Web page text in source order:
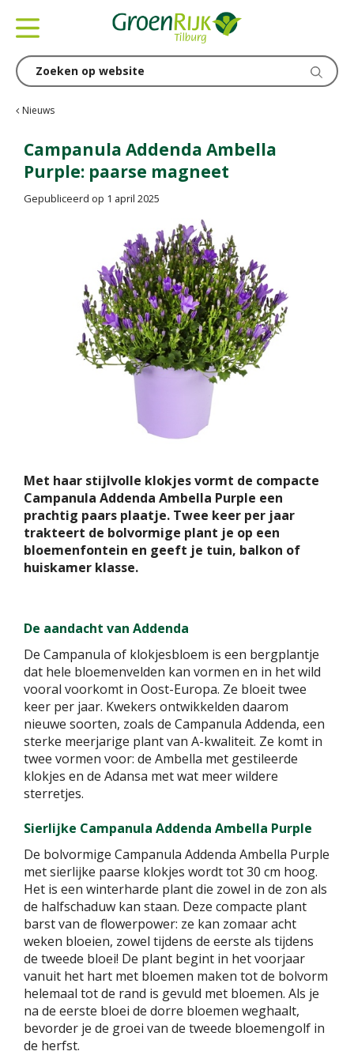
Nieuws
Campanula Addenda Ambella
Purple: paarse magneet
Gepubliceerd op 1 april 2025
Met haar stijlvolle klokjes vormt de compacte
Campanula Addenda Ambella Purple een
prachtig paars plaatje. Twee keer per jaar
trakteert de bolvormige plant je op een
bloemenfontein en geeft je tuin, balkon of
huiskamer klasse.
De aandacht van Addenda
De Campanula of klokjesbloem is een bergplantje
dat hele bloemenvelden kan vormen en in het wild
vooral voorkomt in Oost-Europa. Ze bloeit twee
keer per jaar. Kwekers ontwikkelden daarom
nieuwe soorten, zoals de Campanula Addenda, een
sterke meerjarige plant van A-kwaliteit. Ze komt in
twee vormen voor: de Ambella met gestileerde
klokjes en de Adansa met wat meer wildere
sterretjes.
Sierlijke Campanula Addenda Ambella Purple
De bolvormige Campanula Addenda Ambella Purple
met sierlijke paarse klokjes wordt tot 30 cm hoog.
Het is een winterharde plant die zowel in de zon als
de halfschaduw kan staan. Deze compacte plant
barst van de flowerpower: ze kan zomaar acht
weken bloeien, zowel tijdens de eerste als tijdens
de tweede bloei! De plant begint in het voorjaar
vanuit het hart met bloemen maken tot de bolvorm
helemaal tot de rand is gevuld met bloemen. Als je
na de eerste bloei de dorre bloemen weghaalt,
bevorder je de groei van de tweede bloemengolf in
de herfst.